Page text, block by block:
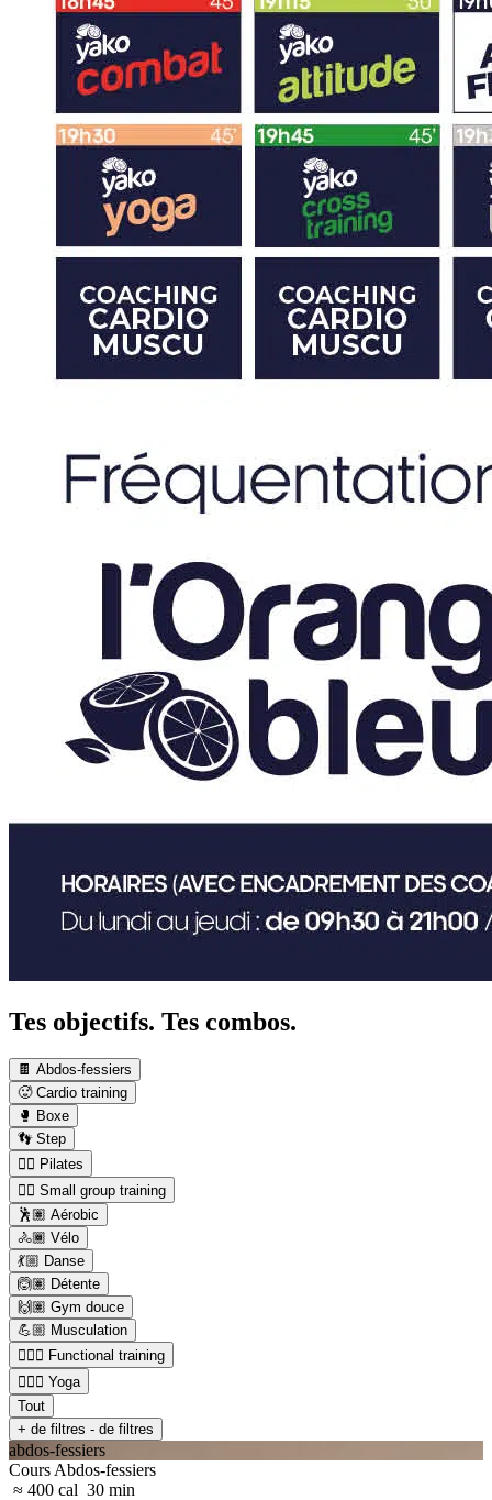
Tes objectifs. Tes combos.
🍫 Abdos-fessiers
🥵 Cardio training
🥊 Boxe
👣 Step
🤸‍♀️ Pilates
👯‍♂️ Small group training
🕺🏽 Aérobic
🚴🏾 Vélo
💃🏼 Danse
🙆🏽 Détente
🙌🏽 Gym douce
💪🏼 Musculation
🏋🏼‍♂️ Functional training
🧘🏼‍♂️ Yoga
Tout
+ de filtres - de filtres
abdos-fessiers
Cours Abdos-fessiers
≈ 400 cal 30 min